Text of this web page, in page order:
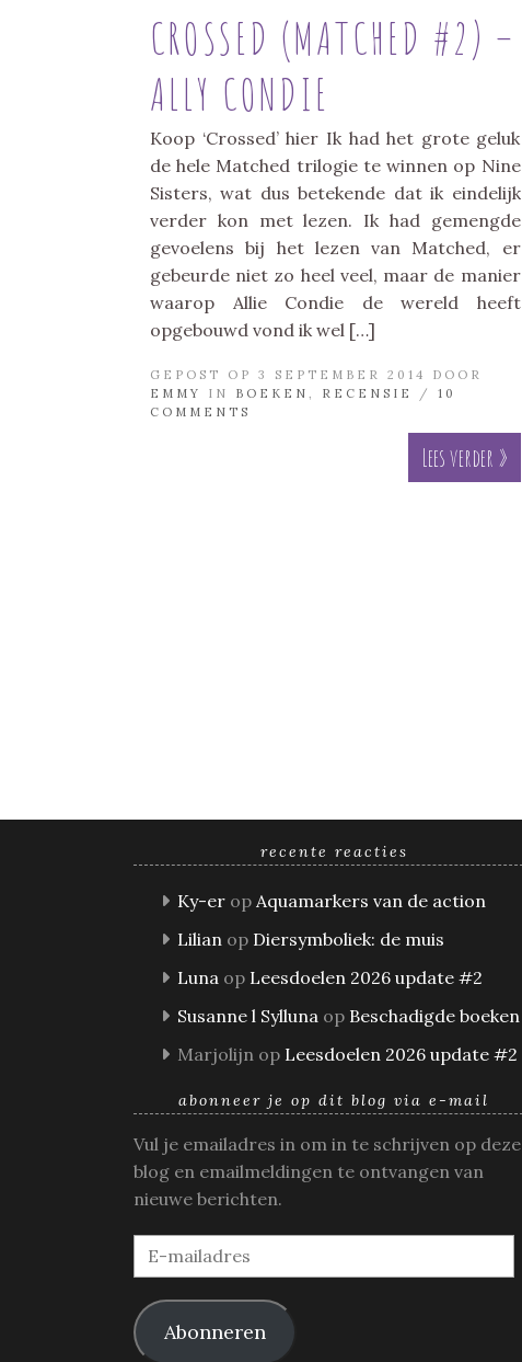
CROSSED (MATCHED #2) –
ALLY CONDIE
Koop ‘Crossed’ hier Ik had het grote geluk
de hele Matched trilogie te winnen op Nine
Sisters, wat dus betekende dat ik eindelijk
verder kon met lezen. Ik had gemengde
gevoelens bij het lezen van Matched, er
gebeurde niet zo heel veel, maar de manier
waarop Allie Condie de wereld heeft
opgebouwd vond ik wel […]
GEPOST OP 3 SEPTEMBER 2014 DOOR
EMMY
IN BOEKEN , RECENSIE / 10
COMMENTS
Lees verder »
recente reacties
Ky-er op Aquamarkers van de action
Lilian op Diersymboliek: de muis
Luna op Leesdoelen 2026 update #2
Susanne l Sylluna op Beschadigde boeken
Marjolijn op Leesdoelen 2026 update #2
abonneer je op dit blog via e-mail
Vul je emailadres in om in te schrijven op deze
blog en emailmeldingen te ontvangen van
nieuwe berichten.
E-
mailadres
Abonneren